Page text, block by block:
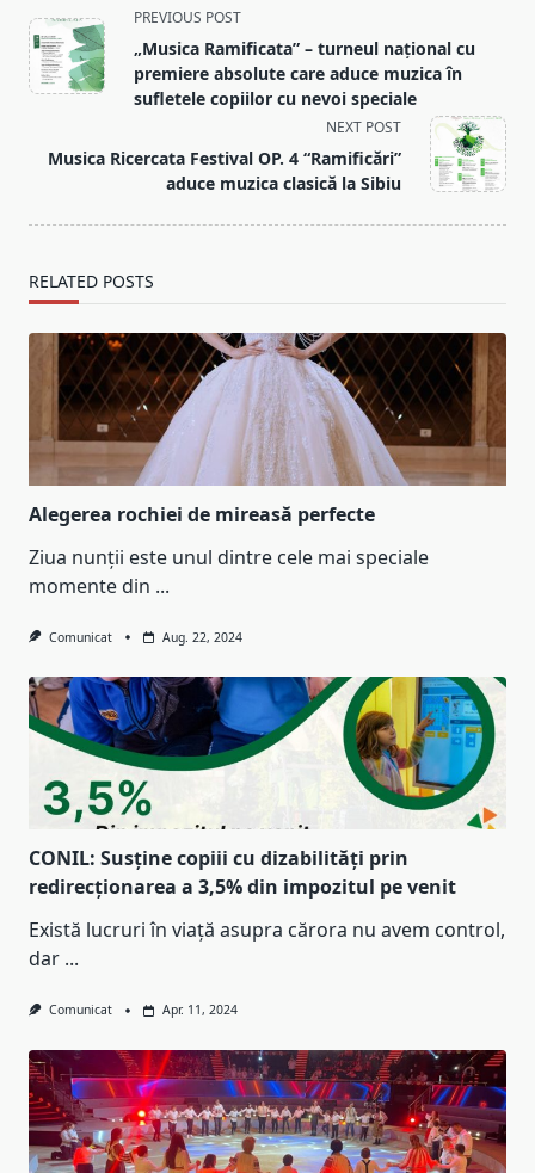
<span
class="nav-
subtitle
screen-
text">Page</span>
PREVIOUS POST
„Musica Ramificata” – turneul național cu
premiere absolute care aduce muzica în
sufletele copiilor cu nevoi speciale
NEXT POST
Musica Ricercata Festival OP. 4 “Ramificări”
aduce muzica clasică la Sibiu
RELATED POSTS
Alegerea rochiei de mireasă perfecte
Ziua nunții este unul dintre cele mai speciale
momente din ...
Comunicat Aug. 22, 2024
CONIL: Susține copiii cu dizabilități prin
redirecționarea a 3,5% din impozitul pe venit
Există lucruri în viață asupra cărora nu avem control,
dar ...
Comunicat Apr. 11, 2024